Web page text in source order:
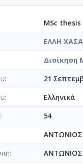
MSc thesis
ΕΛΛΗ
Διοίκηση
21
Ελληνικά
54
ΑΝΤΩΝΙΟΣ
ΑΝΤΩΝΙΟΣ